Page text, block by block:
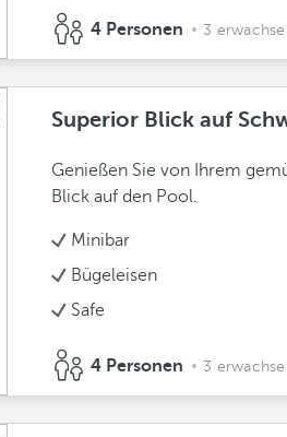
4 Personen 3
Superior Blick auf
Genießen Sie von Ihrem
Blick auf den Pool.
Minibar
Bügeleisen
Safe
4 Personen 3